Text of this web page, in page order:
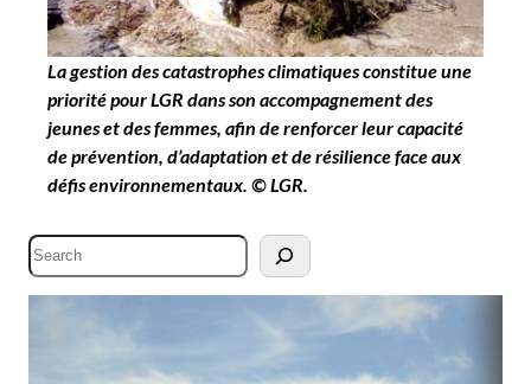
La gestion des catastrophes climatiques constitue une
priorité pour LGR dans son accompagnement des
jeunes et des femmes, afin de renforcer leur capacité
de prévention, d’adaptation et de résilience face aux
défis environnementaux. © LGR.
S
e